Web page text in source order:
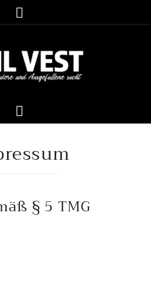
§ 5 TMG